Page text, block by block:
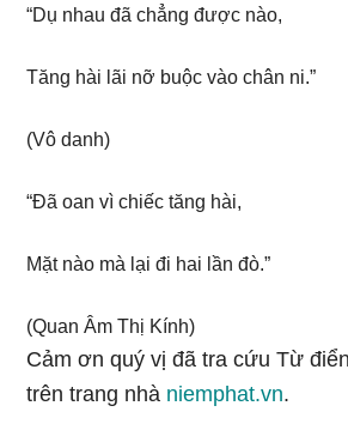
“Dụ nhau đã chẳng được nào,
Tăng hài lãi nỡ buộc vào chân ni.”
(Vô danh)
“Đã oan vì chiếc tăng hài,
Mặt nào mà lại đi hai lần đò.”
(Quan Âm Thị Kính)
Cảm ơn quý vị đã tra cứu Từ
trên trang nhà niemphat.vn.